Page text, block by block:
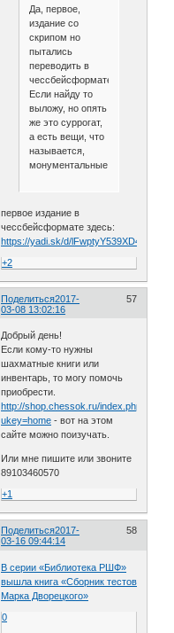
Да, первое,
издание со
скрипом но
пытались
переводить в
чессбейсформате.
Если найду то
выложу, но опять
же это суррогат,
а есть вещи, что
называется,
монументальные.
первое издание в
чессбейсформате здесь:
https://yadi.sk/d/lFwptyY539XD4U
+2
Поделиться 57
2017-
03-08 13:02:16
Добрый день!
Если кому-то нужны
шахматные книги или
инвентарь, то могу помочь
приобрести.
http://shop.chessok.ru/index.php?
ukey=home - вот на этом
сайте можно поизучать.
Или мне пишите или звоните
89103460570
+1
Поделиться 58
2017-
03-16 09:44:14
В серии «Библиотека РШФ»
вышла книга «Сборник тестов
Марка Дворецкого»
0